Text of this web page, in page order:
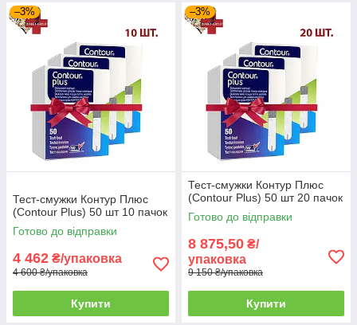
–3%
Тест-смужки Контур Плюс
(Contour Plus) 50 шт 10 пачок
Готово до відправки
4 462 ₴/упаковка
4 600 ₴/упаковка
Купити
–3%
Тест-смужки Контур Плюс
(Contour Plus) 50 шт 20 пачок
Готово до відправки
8 875,50 ₴/
упаковка
9 150 ₴/упаковка
Купити